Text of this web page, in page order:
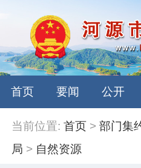
首页 要闻 公开
当前位置: 首页 >部门集
局 > 自然资源